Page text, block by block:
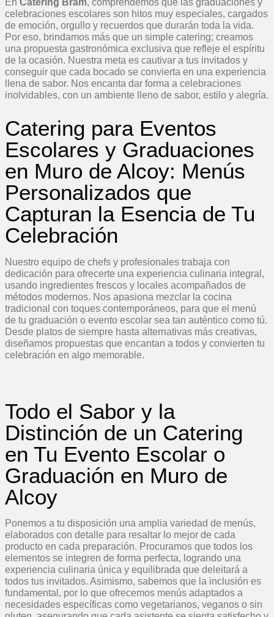
celebraciones escolares son hitos muy especiales, cargados
de emoción, orgullo y recuerdos que durarán toda la vida.
Por eso, brindamos más que un simple catering; creamos
una propuesta gastronómica exclusiva que refleje el espíritu
de la ocasión. Nuestra meta es cautivar a tus invitados y
conseguir que cada bocado se convierta en una experiencia
llena de sabor. Nos encanta dar forma a celebraciones
inolvidables, con un ambiente lleno de sabor, estilo y alegría.
Catering para Eventos
Escolares y Graduaciones
en Muro de Alcoy: Menús
Personalizados que
Capturan la Esencia de Tu
Celebración
Nuestro equipo de chefs y profesionales trabaja con
dedicación para ofrecerte una experiencia culinaria integral,
usando ingredientes frescos y locales acompañados de
métodos modernos. Nos apasiona mezclar la cocina
tradicional con toques contemporáneos, para que el menú
de tu graduación o evento escolar sea tan auténtico como tú.
Desde platos de siempre hasta alternativas más creativas,
diseñamos propuestas que encantan a todos y convierten tu
celebración en algo memorable.
Todo el Sabor y la
Distinción de un Catering
en Tu Evento Escolar o
Graduación en Muro de
Alcoy
Ponemos a tu disposición una amplia variedad de menús,
elaborados con detalle para resaltar lo mejor de cada
producto en cada preparación. Procuramos que todos los
elementos se integren de forma perfecta, logrando una
experiencia culinaria única y equilibrada que deleitará a
todos tus invitados. Asimismo, sabemos que la inclusión es
fundamental, por lo que ofrecemos menús adaptados a
necesidades específicas como vegetarianos, veganos o sin